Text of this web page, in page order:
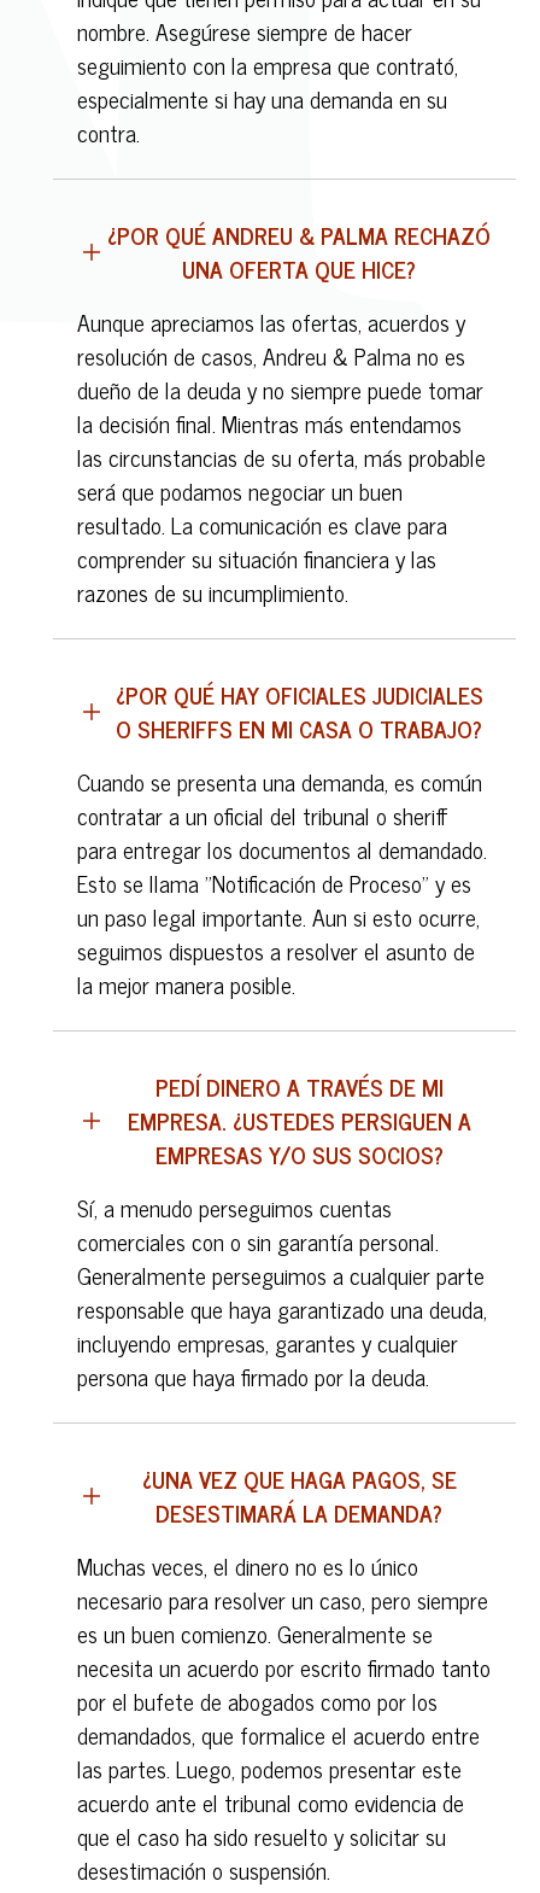
nombre. Asegúrese siempre de hacer
seguimiento con la empresa que contrató,
especialmente si hay una demanda en su
contra.
¿POR QUÉ ANDREU & PALMA RECHAZÓ
UNA OFERTA QUE HICE?
Aunque apreciamos las ofertas, acuerdos y
resolución de casos, Andreu & Palma no es
dueño de la deuda y no siempre puede tomar
la decisión final. Mientras más entendamos
las circunstancias de su oferta, más probable
será que podamos negociar un buen
resultado. La comunicación es clave para
comprender su situación financiera y las
razones de su incumplimiento.
¿POR QUÉ HAY OFICIALES JUDICIALES
O SHERIFFS EN MI CASA O TRABAJO?
Cuando se presenta una demanda, es común
contratar a un oficial del tribunal o sheriff
para entregar los documentos al demandado.
Esto se llama "Notificación de Proceso" y es
un paso legal importante. Aun si esto ocurre,
seguimos dispuestos a resolver el asunto de
la mejor manera posible.
PEDÍ DINERO A TRAVÉS DE MI
EMPRESA. ¿USTEDES PERSIGUEN A
EMPRESAS Y/O SUS SOCIOS?
Sí, a menudo perseguimos cuentas
comerciales con o sin garantía personal.
Generalmente perseguimos a cualquier parte
responsable que haya garantizado una deuda,
incluyendo empresas, garantes y cualquier
persona que haya firmado por la deuda.
¿UNA VEZ QUE HAGA PAGOS, SE
DESESTIMARÁ LA DEMANDA?
Muchas veces, el dinero no es lo único
necesario para resolver un caso, pero siempre
es un buen comienzo. Generalmente se
necesita un acuerdo por escrito firmado tanto
por el bufete de abogados como por los
demandados, que formalice el acuerdo entre
las partes. Luego, podemos presentar este
acuerdo ante el tribunal como evidencia de
que el caso ha sido resuelto y solicitar su
desestimación o suspensión.